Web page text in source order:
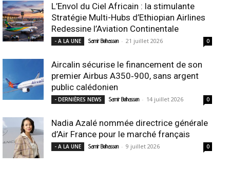
L’Envol du Ciel Africain : la stimulante
Stratégie Multi-Hubs d’Ethiopian Airlines
Redessine l’Aviation Continentale
- A LA UNE Samir Belhassen - 21 juillet 2026 0
Aircalin sécurise le financement de son
premier Airbus A350‑900, sans argent
public calédonien
- DERNIÈRES NEWS Samir Belhassen - 14 juillet 2026 0
Nadia Azalé nommée directrice générale
d’Air France pour le marché français
- A LA UNE Samir Belhassen - 9 juillet 2026 0